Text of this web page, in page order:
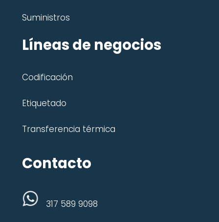
Suministros
Líneas de negocios
Codificación
Etiquetado
Transferencia térmica
Contacto
317 589 9098